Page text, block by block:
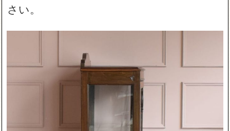
さい。